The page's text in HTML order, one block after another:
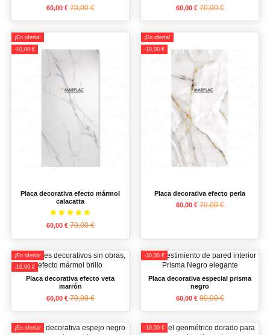
60,00 €70,00 €
60,00 €70,00 €
¡En oferta!
-10,00 €
Placa decorativa efecto mármol
calacatta
60,00 €70,00 €
¡En oferta!
-10,00 €
Placa decorativa efecto perla
60,00 €70,00 €
¡En oferta!
-10,00 €
Placa decorativa efecto veta
marrón
60,00 €70,00 €
-30,00 €
Placa decorativa especial prisma
negro
60,00 €90,00 €
¡En oferta!
-10,00 €